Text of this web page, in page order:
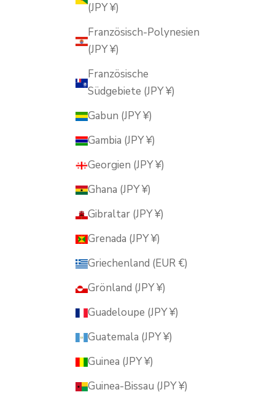
(JPY ¥)
Französisch-Polynesien
(JPY ¥)
Französische
Südgebiete (JPY ¥)
Gabun (JPY ¥)
Gambia (JPY ¥)
Georgien (JPY ¥)
Ghana (JPY ¥)
Gibraltar (JPY ¥)
Grenada (JPY ¥)
Griechenland (EUR €)
Grönland (JPY ¥)
Guadeloupe (JPY ¥)
Guatemala (JPY ¥)
Guinea (JPY ¥)
Guinea-Bissau (JPY ¥)